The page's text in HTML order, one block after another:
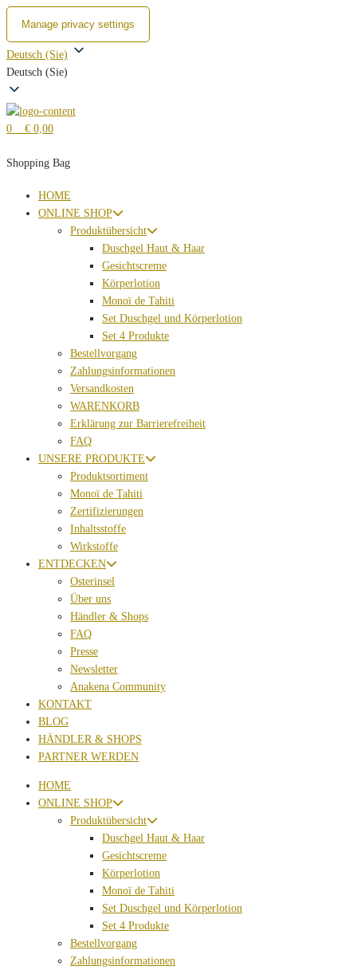
Manage privacy settings
Zum
Inhalt
springen
Deutsch (Sie)
Deutsch (Sie)
0 € 0,00
Shopping Bag
HOME
ONLINE SHOP
Produktübersicht
Duschgel Haut & Haar
Gesichtscreme
Körperlotion
Monoï de Tahiti
Set Duschgel und Körperlotion
Set 4 Produkte
Bestellvorgang
Zahlungsinformationen
Versandkosten
WARENKORB
Erklärung zur Barrierefreiheit
FAQ
UNSERE PRODUKTE
Produktsortiment
Monoï de Tahiti
Zertifizierungen
Inhaltsstoffe
Wirkstoffe
ENTDECKEN
Osterinsel
Über uns
Händler & Shops
FAQ
Presse
Newsletter
Anakena Community
KONTAKT
BLOG
HÄNDLER & SHOPS
PARTNER WERDEN
HOME
ONLINE SHOP
Produktübersicht
Duschgel Haut & Haar
Gesichtscreme
Körperlotion
Monoï de Tahiti
Set Duschgel und Körperlotion
Set 4 Produkte
Bestellvorgang
Zahlungsinformationen